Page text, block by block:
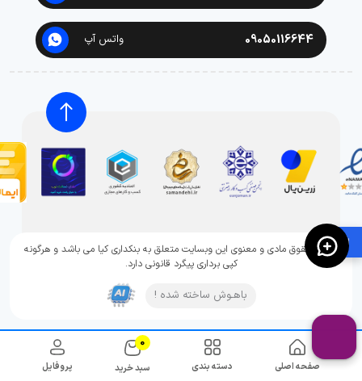
🛍️
صفحه اصلی دسته بندی
0
سبد خرید پروفایل
09050116644 واتس آپ
تمامی حقوق مادی و معنوی این وبسایت متعلق به بنکداری کیا می باشد و هرگونه
کپی برداری پیگرد قانونی دارد.
باهـوش ساخته شده !